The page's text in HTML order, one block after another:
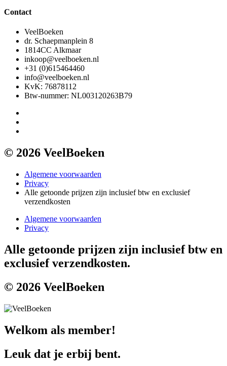
Contact
VeelBoeken
dr. Schaepmanplein 8
1814CC Alkmaar
inkoop@veelboeken.nl
+31 (0)615464460
info@veelboeken.nl
KvK: 76878112
Btw-nummer: NL003120263B79
© 2026 VeelBoeken
Algemene voorwaarden
Privacy
Alle getoonde prijzen zijn inclusief btw en exclusief
verzendkosten
Algemene voorwaarden
Privacy
Alle getoonde prijzen zijn inclusief btw en
exclusief verzendkosten.
© 2026 VeelBoeken
Welkom als member!
Leuk dat je erbij bent.